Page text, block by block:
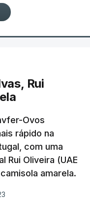
Rui
Ovos
rápido na
com uma
Rui Oliveira (UAE
amarela.